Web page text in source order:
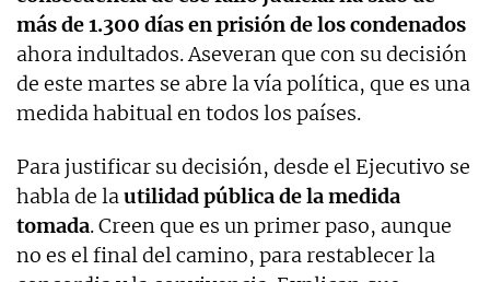
más de 1.300 días en prisión de los condenados
ahora indultados. Aseveran que con su decisión
de este martes se abre la vía política, que es una
medida habitual en todos los países.
Para justificar su decisión, desde el Ejecutivo se
habla de lautilidad pública de la medida
tomada. Creen que es un primer paso, aunque
no es el final del camino, para restablecer la